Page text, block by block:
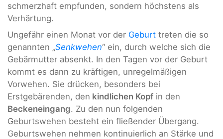
schmerzhaft empfunden, sondern höchstens als
Verhärtung.
Ungefähr einen Monat vor der Geburt treten die so
genannten „Senkwehen“ ein, durch welche sich die
Gebärmutter absenkt. In den Tagen vor der Geburt
kommt es dann zu kräftigen, unregelmäßigen
Vorwehen. Sie drücken, besonders bei
Erstgebärenden, den kindlichen Kopf in den
Beckeneingang. Zu den nun folgenden
Geburtswehen besteht ein fließender Übergang.
Geburtswehen nehmen kontinuierlich an Stärke und